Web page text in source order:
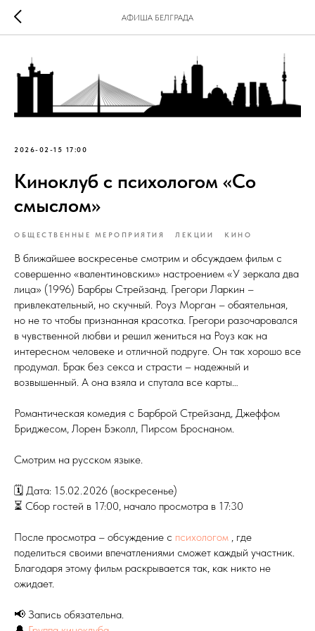
АФИША БЕЛГРАДА
2026-02-15 17:00
Киноклуб с психологом «Со
смыслом»
ОБЩЕСТВЕННЫЕ МЕРОПРИЯТИЯ ЛЕКЦИИ КИНО
В ближайшее воскресенье смотрим и обсуждаем фильм с
совершенно «валентиновским» настроением «У зеркала два
лица» (1996) Барбры Стрейзанд. Грегори Ларкин –
привлекательный, но скучный. Роуз Морган – обаятельная,
но не то чтобы признанная красотка. Грегори разочаровался
в чувственной любви и решил жениться на Роуз как на
интересном человеке и отличной подруге. Он так хорошо все
продумал. Брак без секса и страсти – надежный и
возвышенный. А она взяла и спутала все карты…
Романтическая комедия с Барброй Стрейзанд, Джеффом
Бриджесом, Лорен Бэколл, Пирсом Броснаном.
Смотрим на русском языке.
🗓 Дата: 15.02.2026 (воскресенье)
⏳ Сбор гостей в 17:00, начало просмотра в 17:30
После просмотра – обсуждение с психологом , где
поделиться своими впечатлениями сможет каждый участник.
Благодаря этому фильм раскрывается так, как никто не
ожидает.
📢 Запись обязательна.